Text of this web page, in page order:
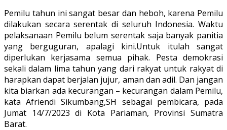
Pemilu tahun ini sangat besar dan heboh, karena Pemilu
dilakukan secara serentak di seluruh Indonesia. Waktu
pelaksanaan Pemilu belum serentak saja banyak panitia
yang berguguran, apalagi kini.Untuk itulah sangat
diperlukan kerjasama semua pihak. Pesta demokrasi
sekali dalam lima tahun yang dari rakyat untuk rakyat di
harapkan dapat berjalan jujur, aman dan adil. Dan jangan
kita biarkan ada kecurangan – kecurangan dalam Pemilu,
kata Afriendi Sikumbang,SH sebagai pembicara, pada
Jumat 14/7/2023 di Kota Pariaman, Provinsi Sumatra
Barat.